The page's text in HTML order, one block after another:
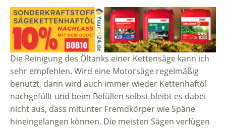
Die Reinigung des Öltanks einer Kettensäge kann ich
sehr empfehlen. Wird eine Motorsäge regelmäßig
benutzt, dann wird auch immer wieder Kettenhaftöl
nachgefüllt und beim Befüllen selbst bleibt es dabei
nicht aus, dass mitunter Fremdkörper wie Späne
hineingelangen können. Die meisten Sägen verfügen